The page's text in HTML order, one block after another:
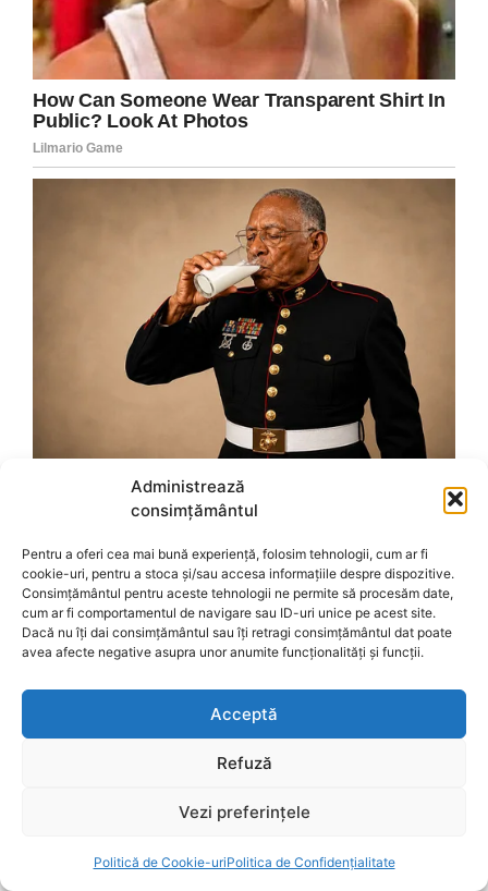
Administrează
consimțământul
Pentru a oferi cea mai bună experiență, folosim tehnologii, cum ar fi
cookie-uri, pentru a stoca și/sau accesa informațiile despre dispozitive.
Consimțământul pentru aceste tehnologii ne permite să procesăm date,
cum ar fi comportamentul de navigare sau ID-uri unice pe acest site.
Dacă nu îți dai consimțământul sau îți retragi consimțământul dat poate
avea afecte negative asupra unor anumite funcționalități și funcții.
Acceptă
Refuză
Vezi preferințele
Politică de Cookie-uriPolitica de Confidențialitate